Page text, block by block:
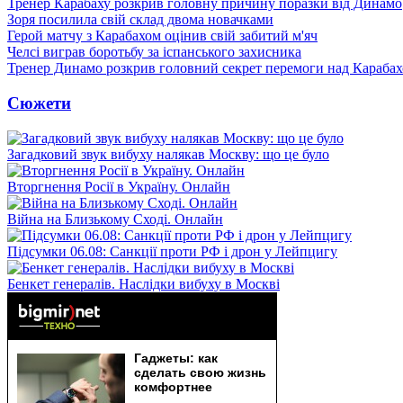
Тренер Карабаху розкрив головну причину поразки від Динамо
Зоря посилила свій склад двома новачками
Герой матчу з Карабахом оцінив свій забитий м'яч
Челсі виграв боротьбу за іспанського захисника
Тренер Динамо розкрив головний секрет перемоги над
Сюжети
Загадковий звук вибуху налякав Москву: що це було
Вторгнення Росії в Україну. Онлайн
Війна на Близькому Сході. Онлайн
Підсумки 06.08: Санкції проти РФ і дрон у Лейпцигу
Бенкет генералів. Наслідки вибуху в Москві